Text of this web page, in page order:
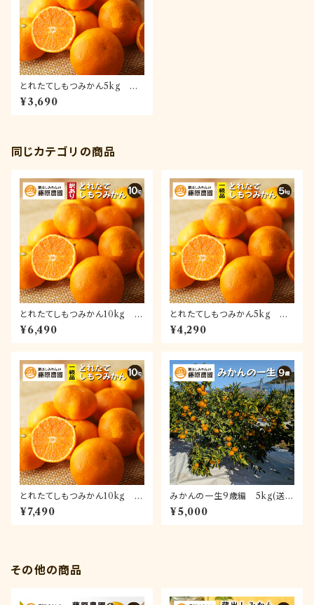
とれたてしもつみかん5kg 訳
あり品(送料無料)｜和歌山県下
津町で育てた早生みかんを産地
¥3,690
同じカテゴリの商品
とれたてしもつみかん10kg 訳
あり品(送料無料)｜和歌山県下
津町で育てた早生みかんを産地
¥6,490
とれたてしもつみかん5kg 一
級品(送料無料)｜和歌山県下津
町で育てた早生みかんを産地直
¥4,290
とれたてしもつみかん10kg 一
級品(送料無料)｜和歌山県下津
町で育てた早生みかんを産地直
¥7,490
みかんの一生9歳編 5kg(送料
無料)｜みかんの木の成長とと
もに移り行く味わいをお届け
¥5,000
その他の商品